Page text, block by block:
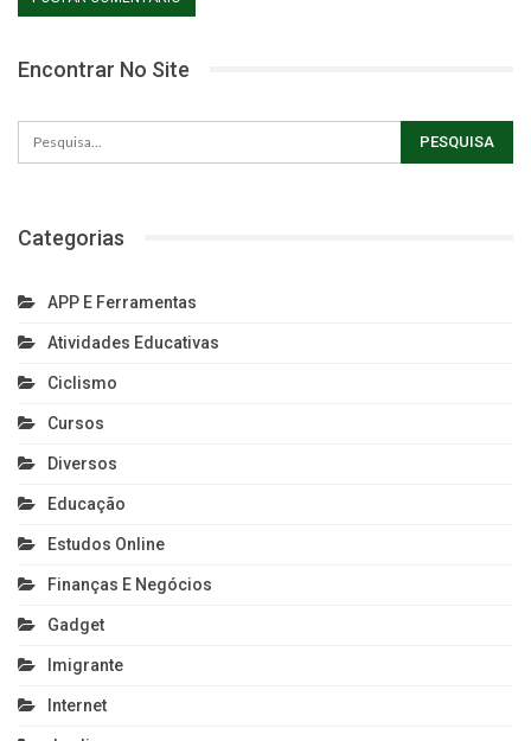
Encontrar No Site
Categorias
APP E Ferramentas
Atividades Educativas
Ciclismo
Cursos
Diversos
Educação
Estudos Online
Finanças E Negócios
Gadget
Imigrante
Internet